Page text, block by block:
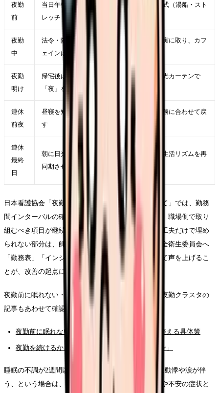
夜勤
前
当日午後に90分前後の仮眠を取り、入眠儀式（湯船・スト
レッチ・照明調整）を固定する
夜勤
中
法令・院内規程で許される範囲の仮眠を確実に取り、カフ
ェインは前半に限定する
夜勤
明け
帰宅後は光を浴びすぎず、サングラスや遮光カーテンで
「夜」を作って数時間眠る
連休
前夜
昼寝を短めにし、夜の入眠時刻を翌週の勤務に合わせて戻
す
連休
最終
日
朝に日光を浴び、軽い運動と日中の活動で生活リズムを再
同期させる
日本看護協会「夜勤・交代制勤務の負担軽減に向けて」では、勤務
間インターバルの確保や月夜勤時間の上限設定など、職場側で取り
組むべき項目が継続的に議論されています。個人の工夫だけで埋め
られない部分は、師長・看護部・労働組合・労働安全衛生委員会へ
「勤務表」「インシデント」「体調記録」とあわせて声を上げるこ
とが、改善の起点になります。
夜勤前に眠れない・夜勤明けに不調が続く場合は、夜勤クラスタの
記事もあわせて確認してください。
夜勤前に眠れない看護師さんへ：入眠リズムを整える具体策
夜勤を続けるかどうかを判断する「限界のサイン」
睡眠の不調が2週間以上続いている、寝つきの悪さに動悸や涙が伴
う、という場合は、睡眠単体の問題ではなく抑うつや不安の症状と